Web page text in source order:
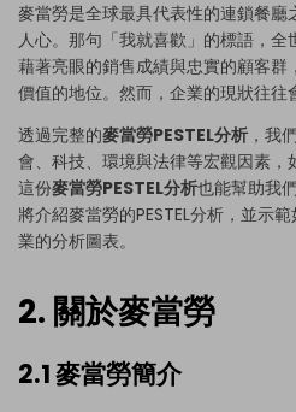
麥當勞是全球最具代表性的連鎖餐
人心。那句「我就喜歡」的標語，
藉著亮眼的銷售成績與忠實的顧客群
價值的地位。然而，企業的現狀往往
透過完整的麥當勞PESTEL分析 ，我
會、科技、環境與法律等宏觀因素，
這份麥當勞PESTEL分析也能幫助我
將介紹麥當勞的PESTEL分析，並示
業的分析圖表。
2. 關於麥當勞
2.1 麥當勞簡介